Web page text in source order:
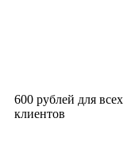
600 рублей для всех
клиентов